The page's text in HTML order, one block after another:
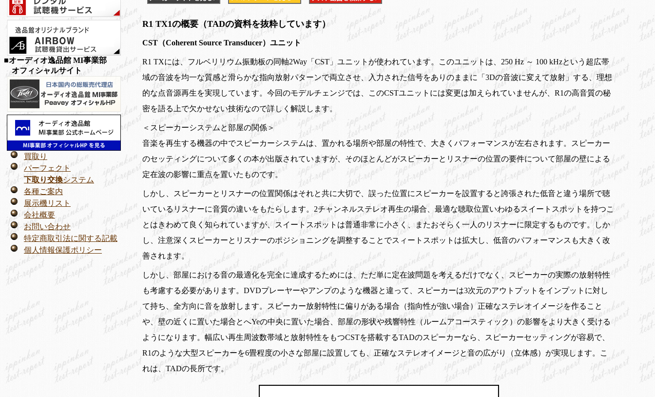
■オーディオ逸品館 MI事業部
オフィシャルサイト
買取り
パーフェクト
下取り交換システム
各種ご案内
展示機リスト
会社概要
お問い合わせ
特定商取引法に関する記載
個人情報保護ポリシー
R1 TX1の概要（TADの資料を抜粋しています）
CST（Coherent Source Transducer）ユニット
R1 TXには、フルベリリウム振動板の同軸2Way「CST」ユニットが使われています。このユニットは、250 Hz ～ 100 kHzという超広帯
域の音波を均一な質感と滑らかな指向放射パターンで両立させ、入力された信号をありのままに「3Dの音波に変えて放射」する、理想
的な点音源再生を実現しています。今回のモデルチェンジでは、このCSTユニットには変更は加えられていませんが、R1の高音質の秘
密を語る上で欠かせない技術なので詳しく解説します。
＜スピーカーシステムと部屋の関係＞
音楽を再生する機器の中でスピーカーシステムは、置かれる場所や部屋の特性で、大きくパフォーマンスが左右されます。スピーカー
のセッティングについて多くの本が出版されていますが、そのほとんどがスピーカーとリスナーの位置の要件について部屋の壁による
定在波の影響に重点を置いたものです。
しかし、スピーカーとリスナーの位置関係はそれと共に大切で、誤った位置にスピーカーを設置すると誇張された低音と違う場所で聴
いているリスナーに音質の違いをもたらします。2チャンネルステレオ再生の場合、最適な聴取位置いわゆるスイートスポットを持つこ
とはきわめて良く知られていますが、スイートスポットは普通非常に小さく、またおそらく一人のリスナーに限定するものです。しか
し、注意深くスピーカーとリスナーのポジショニングを調整することでスィートスポットは拡大し、低音のパフォーマンスも大きく改
善されます。
しかし、部屋における音の最適化を完全に達成するためには、ただ単に定在波問題を考えるだけでなく、スピーカーの実際の放射特性
も考慮する必要があります。DVDプレーヤーやアンプのような機器と違って、スピーカーは3次元のアウトプットをインプットに対し
て持ち、全方向に音を放射します。スピーカー放射特性に偏りがある場合（指向性が強い場合）正確なステレオイメージを作ること
や、壁の近くに置いた場合とへYeの中央に置いた場合、部屋の形状や残響特性（ルームアコースティック）の影響をより大きく受ける
ようになります。幅広い再生周波数帯域と放射特性をもつCSTを搭載するTADのスピーカーなら、スピーカーセッティングが容易で、
R1のような大型スピーカーを6畳程度の小さな部屋に設置しても、正確なステレオイメージと音の広がり（立体感）が実現します。こ
れは、TADの長所です。